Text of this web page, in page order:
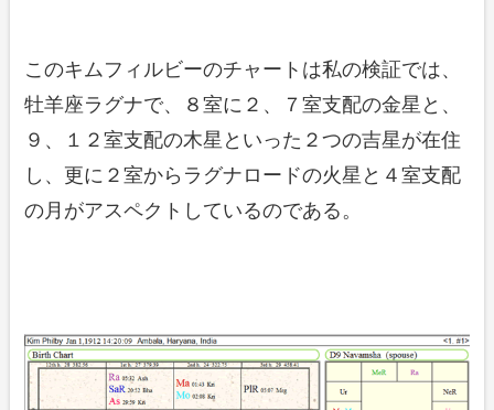
このキムフィルビーのチャートは私の検証では、
牡羊座ラグナで、８室に２、７室支配の金星と、
９、１２室支配の木星といった２つの吉星が在住
し、更に２室からラグナロードの火星と４室支配
の月がアスペクトしているのである。